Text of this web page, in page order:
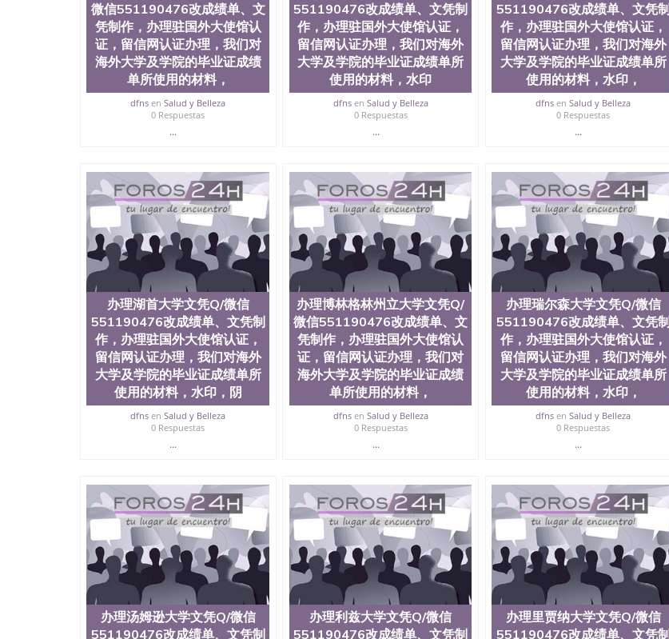
微信551190476改成绩单、文
凭制作，办理驻国外大使馆认
证，留信网认证办理，我们对
海外大学及学院的毕业证成绩
单所使用的材料，
dfns enSalud y Belleza
0 Respuestas
...
551190476改成绩单、文凭制
作，办理驻国外大使馆认证，
留信网认证办理，我们对海外
大学及学院的毕业证成绩单所
使用的材料，水印
dfnsen Salud y Belleza
0 Respuestas
...
551190476改成绩单、文凭制
作，办理驻国外大使馆认证，
留信网认证办理，我们对海外
大学及学院的毕业证成绩单所
使用的材料，水印，
dfns enSalud y Belleza
0 Respuestas
...
办理湖首大学文凭Q/微信
551190476改成绩单、文凭制
作，办理驻国外大使馆认证，
留信网认证办理，我们对海外
大学及学院的毕业证成绩单所
使用的材料，水印，阴
dfns enSalud y Belleza
0 Respuestas
...
办理博林格林州立大学文凭Q/
微信551190476改成绩单、文
凭制作，办理驻国外大使馆认
证，留信网认证办理，我们对
海外大学及学院的毕业证成绩
单所使用的材料，
dfnsen Salud y Belleza
0 Respuestas
...
办理瑞尔森大学文凭Q/微信
551190476改成绩单、文凭制
作，办理驻国外大使馆认证，
留信网认证办理，我们对海外
大学及学院的毕业证成绩单所
使用的材料，水印，
dfns enSalud y Belleza
0 Respuestas
...
办理汤姆逊大学文凭Q/微信
551190476改成绩单、文凭制
办理利兹大学文凭Q/微信
551190476改成绩单、文凭制
办理里贾纳大学文凭Q/微信
551190476改成绩单、文凭制